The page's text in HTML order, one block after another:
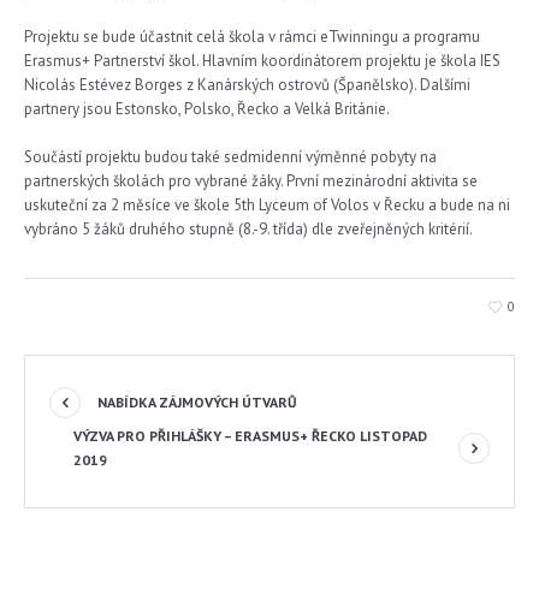
Projektu se bude účastnit celá škola v rámci eTwinningu a programu
Erasmus+ Partnerství škol. Hlavním koordinátorem projektu je škola IES
Nicolás Estévez Borges z Kanárských ostrovů (Španělsko). Dalšími
partnery jsou Estonsko, Polsko, Řecko a Velká Británie.
Součástí projektu budou také sedmidenní výměnné pobyty na
partnerských školách pro vybrané žáky. První mezinárodní aktivita se
uskuteční za 2 měsíce ve škole 5th Lyceum of Volos v Řecku a bude na ni
vybráno 5 žáků druhého stupně (8.-9. třída) dle zveřejněných kritérií.
0
NABÍDKA ZÁJMOVÝCH ÚTVARŮ
VÝZVA PRO PŘIHLÁŠKY – ERASMUS+ ŘECKO LISTOPAD
2019